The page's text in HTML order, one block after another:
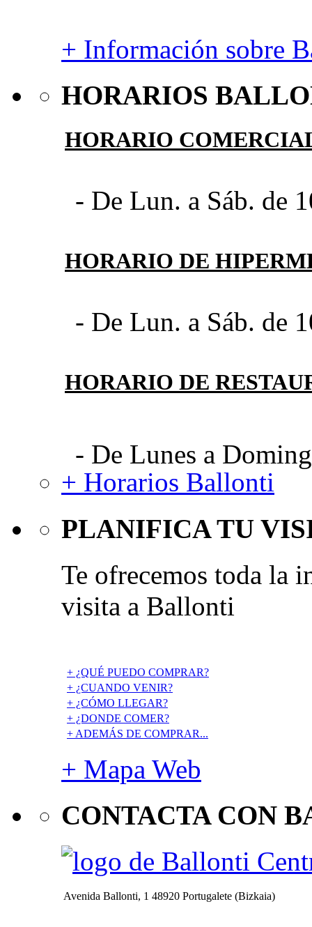
+ Información sobre
HORARIOS
HORARIO
- De Lun. a Sáb. de
HORARIO DE
- De Lun. a Sáb. de
HORARIO DE
- De Lunes a
+ Horarios Ballonti
PLANIFICA TU
Te ofrecemos toda la
visita a Ballonti
+ ¿QUÉ PUEDO COMPRAR?
+ ¿CUANDO VENIR?
+ ¿CÓMO LLEGAR?
+ ¿DONDE COMER?
+ ADEMÁS DE COMPRAR...
+ Mapa Web
CONTACTA CON
Avenida Ballonti, 1 48920 Portugalete (Bizkaia)